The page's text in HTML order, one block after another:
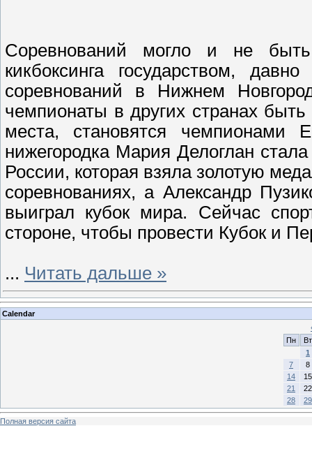
Соревнований могло и не
кикбоксинга государством,
соревнований в Нижнем
чемпионаты в других странах
места, становятся
нижегородка Мария Делоглан
России, которая взяла золотую
соревнованиях, а Александр
выиграл кубок мира. Сейчас
стороне, чтобы провести Кубок и
... Читать дальше »
Calendar
Пн
Вт
1
7
8
14
15
21
22
28
29
Полная версия сайта